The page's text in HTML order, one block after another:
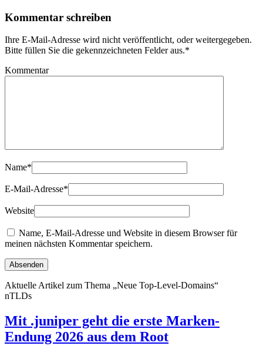
Kommentar schreiben
Ihre E-Mail-Adresse wird nicht veröffentlicht, oder weitergegeben.
Bitte füllen Sie die gekennzeichneten Felder aus.*
Kommentar
Name*
E-Mail-Adresse*
Website
Name, E-Mail-Adresse und Website in diesem Browser für
meinen nächsten Kommentar speichern.
Aktuelle Artikel zum Thema „Neue Top-Level-Domains“
nTLDs
Mit .juniper geht die erste Marken-
Endung 2026 aus dem Root